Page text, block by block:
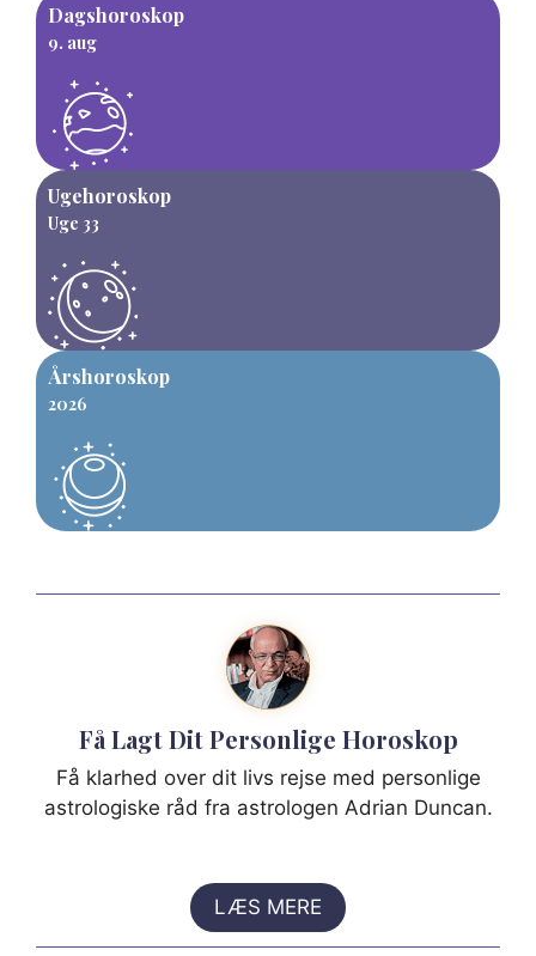
Dagshoroskop
9. aug
Ugehoroskop
Uge 33
Årshoroskop
2026
Få Lagt Dit Personlige Horoskop
Få klarhed over dit livs rejse med personlige
astrologiske råd fra astrologen Adrian Duncan.
LÆS MERE